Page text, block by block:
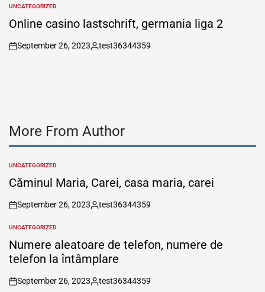
POSTED
IN
UNCATEGORIZED
Online casino lastschrift, germania liga 2
on
September 26, 2023
Posted
test36344359
More From Author
POSTED
IN
UNCATEGORIZED
Căminul Maria, Carei, casa maria, carei
on
September 26, 2023
Posted
test36344359
POSTED
IN
UNCATEGORIZED
Numere aleatoare de telefon, numere de
telefon la întâmplare
on
September 26, 2023
Posted
test36344359